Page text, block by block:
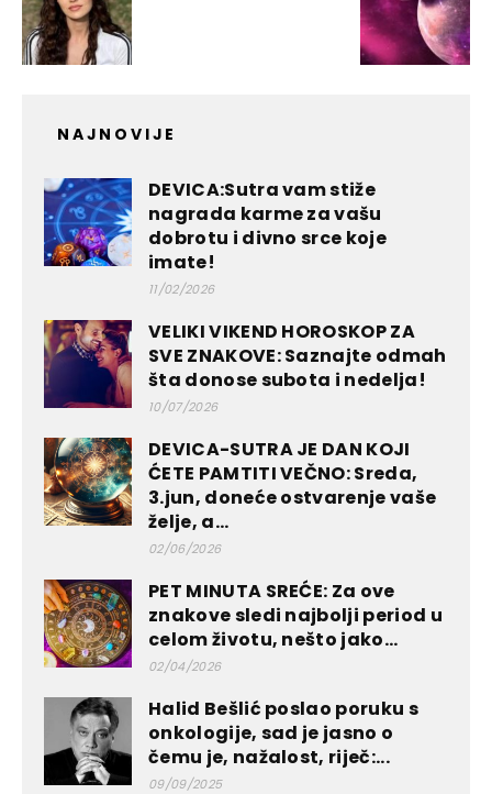
NAJNOVIJE
DEVICA:Sutra vam stiže
nagrada karme za vašu
dobrotu i divno srce koje
imate!
11/02/2026
VELIKI VIKEND HOROSKOP ZA
SVE ZNAKOVE: Saznajte odmah
šta donose subota i nedelja!
10/07/2026
DEVICA-SUTRA JE DAN KOJI
ĆETE PAMTITI VEČNO: Sreda,
3.jun, doneće ostvarenje vaše
želje, a...
02/06/2026
PET MINUTA SREĆE: Za ove
znakove sledi najbolji period u
celom životu, nešto jako...
02/04/2026
Halid Bešlić poslao poruku s
onkologije, sad je jasno o
čemu je, nažalost, riječ:...
09/09/2025